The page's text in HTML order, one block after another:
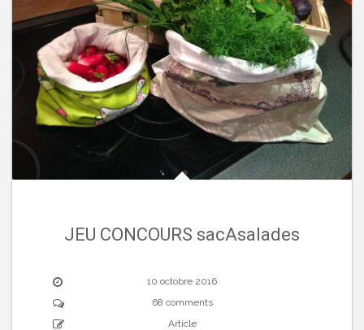
JEU CONCOURS sacAsalades
10 octobre 2016
68 comments
Article